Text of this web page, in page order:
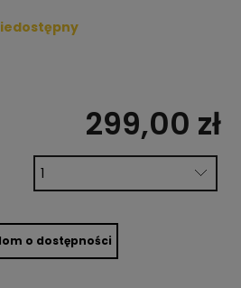
299,00 zł
o dostępności